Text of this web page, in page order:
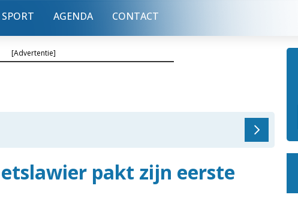
SPORT AGENDA CONTACT
[Advertentie]
pakt zijn eerste